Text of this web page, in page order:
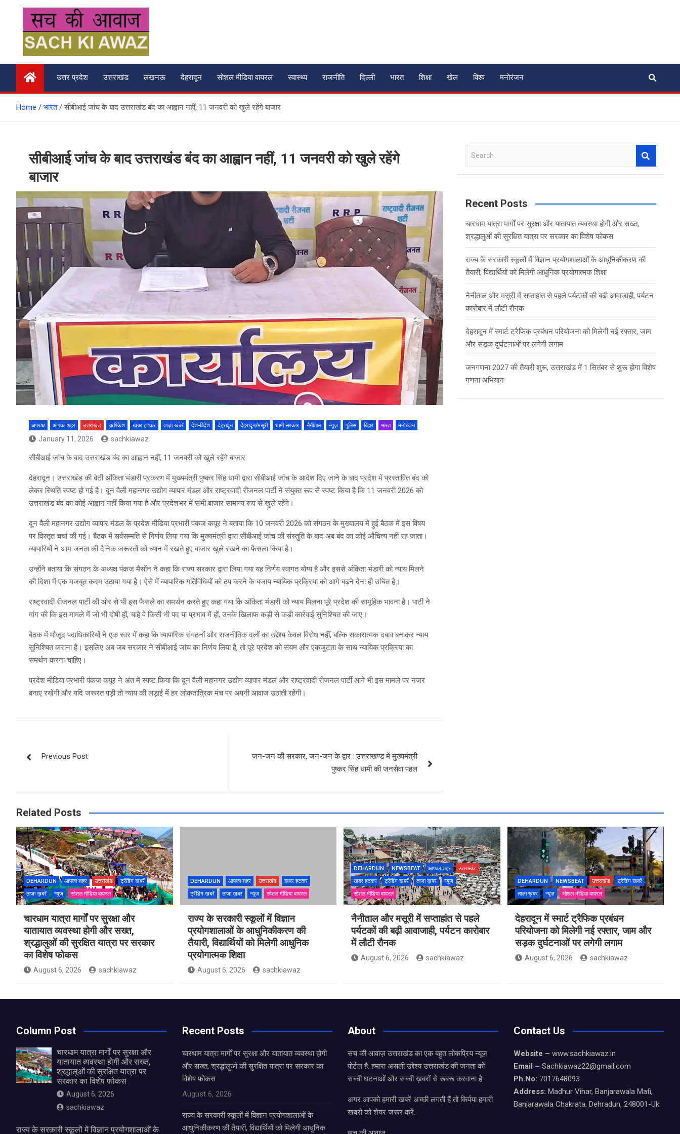
content
सच की आवाज
उत्तर प्रदेश उत्तराखंड लखनऊ देहरादून सोशल मीडिया वायरल स्वास्थ्य राजनीति दिल्ली भारत शिक्षा खेल विश्व मनोरंजन
Home भारत सीबीआई जांच के बाद उत्तराखंड बंद का आह्वान नहीं, 11 जनवरी को खुले रहेंगे बाजार
सीबीआई जांच के बाद उत्तराखंड बंद का आह्वान नहीं, 11 जनवरी को खुले रहेंगे
बाजार
अपराध आपका शहर उत्तराखंड ऋषिकेश खबर हटकर ताज़ा ख़बरें देश-विदेश देहरादून देहरादून/मसूरी धामी सरकार नैनीताल न्यूज़ पुलिस बिहार भारत मनोरंजन
January 11, 2026 sachkiawaz
सीबीआई जांच के बाद उत्तराखंड बंद का आह्वान नहीं, 11 जनवरी को खुले रहेंगे बाजार
देहरादून। उत्तराखंड की बेटी अंकिता भंडारी प्रकरण में मुख्यमंत्री पुष्कर सिंह धामी द्वारा सीबीआई जांच के आदेश दिए जाने के बाद प्रदेश में प्रस्तावित बंद को
लेकर स्थिति स्पष्ट हो गई है। दून वैली महानगर उद्योग व्यापार मंडल और राष्ट्रवादी रीजनल पार्टी ने संयुक्त रूप से स्पष्ट किया है कि 11 जनवरी 2026 को
उत्तराखंड बंद का कोई आह्वान नहीं किया गया है और प्रदेशभर में सभी बाजार सामान्य रूप से खुले रहेंगे।
दून वैली महानगर उद्योग व्यापार मंडल के प्रदेश मीडिया प्रभारी पंकज कपूर ने बताया कि 10 जनवरी 2026 को संगठन के मुख्यालय में हुई बैठक में इस विषय
पर विस्तृत चर्चा की गई। बैठक में सर्वसम्मति से निर्णय लिया गया कि मुख्यमंत्री द्वारा सीबीआई जांच की संस्तुति के बाद अब बंद का कोई औचित्य नहीं रह जाता।
व्यापारियों ने आम जनता की दैनिक जरूरतों को ध्यान में रखते हुए बाजार खुले रखने का फैसला किया है।
उन्होंने बताया कि संगठन के अध्यक्ष पंकज मैसोंन ने कहा कि राज्य सरकार द्वारा लिया गया यह निर्णय स्वागत योग्य है और इससे अंकिता भंडारी को न्याय मिलने
की दिशा में एक मजबूत कदम उठाया गया है। ऐसे में व्यापारिक गतिविधियों को ठप करने के बजाय न्यायिक प्रक्रिया को आगे बढ़ने देना ही उचित है।
राष्ट्रवादी रीजनल पार्टी की ओर से भी इस फैसले का समर्थन करते हुए कहा गया कि अंकिता भंडारी को न्याय मिलना पूरे प्रदेश की सामूहिक भावना है। पार्टी ने
मांग की कि इस मामले में जो भी दोषी हों, चाहे वे किसी भी पद या प्रभाव में हों, उनके खिलाफ कड़ी से कड़ी कार्रवाई सुनिश्चित की जाए।
बैठक में मौजूद पदाधिकारियों ने एक स्वर में कहा कि व्यापारिक संगठनों और राजनीतिक दलों का उद्देश्य केवल विरोध नहीं, बल्कि सकारात्मक दबाव बनाकर न्याय
सुनिश्चित कराना है। इसलिए अब जब सरकार ने सीबीआई जांच का निर्णय लिया है, तो पूरे प्रदेश को संयम और एकजुटता के साथ न्यायिक प्रक्रिया का
समर्थन करना चाहिए।
प्रदेश मीडिया प्रभारी पंकज कपूर ने अंत में स्पष्ट किया कि दून वैली महानगर उद्योग व्यापार मंडल और राष्ट्रवादी रीजनल पार्टी आगे भी इस मामले पर नजर
बनाए रखेंगी और यदि जरूरत पड़ी तो न्याय की लड़ाई में हर लोकतांत्रिक मंच पर अपनी आवाज उठाती रहेंगी।
navigation
Previous Post
जन-जन की सरकार, जन-जन के द्वार : उत्तराखण्ड में मुख्यमंत्री
पुष्कर सिंह धामी की जनसेवा पहल
a
c
Recent Posts
चारधाम यात्रा मार्गों पर सुरक्षा और यातायात व्यवस्था होगी और सख्त,
श्रद्धालुओं की सुरक्षित यात्रा पर सरकार का विशेष फोकस
राज्य के सरकारी स्कूलों में विज्ञान प्रयोगशालाओं के आधुनिकीकरण की
तैयारी, विद्यार्थियों को मिलेगी आधुनिक प्रयोगात्मक शिक्षा
नैनीताल और मसूरी में सप्ताहांत से पहले पर्यटकों की बढ़ी आवाजाही, पर्यटन
कारोबार में लौटी रौनक
देहरादून में स्मार्ट ट्रैफिक प्रबंधन परियोजना को मिलेगी नई रफ्तार, जाम
और सड़क दुर्घटनाओं पर लगेगी लगाम
जनगणना 2027 की तैयारी शुरू, उत्तराखंड में 1 सितंबर से शुरू होगा विशेष
गणना अभियान
Related Posts
DEHARDUN आपका शहर उत्तराखंड
ट्रेंडिंग खबरें
ताज़ा ख़बरें
न्यूज़ सोशल मीडिया वायरल
चारधाम यात्रा मार्गों पर सुरक्षा और
यातायात व्यवस्था होगी और सख्त,
श्रद्धालुओं की सुरक्षित यात्रा पर सरकार
का विशेष फोकस
August 6, 2026 sachkiawaz
DEHARDUN आपका शहर उत्तराखंड
खबर हटकर
ट्रेंडिंग खबरें
ताज़ा ख़बर न्यूज़ सोशल मीडिया वायरल
राज्य के सरकारी स्कूलों में विज्ञान
प्रयोगशालाओं के आधुनिकीकरण की
तैयारी, विद्यार्थियों को मिलेगी आधुनिक
प्रयोगात्मक शिक्षा
August 6, 2026 sachkiawaz
DEHARDUN NEWSBEAT आपका शहर
उत्तराखंड
खबर हटकर
ट्रेंडिंग खबरें ताज़ा ख़बर
न्यूज़
सोशल मीडिया वायरल
नैनीताल और मसूरी में सप्ताहांत से पहले
पर्यटकों की बढ़ी आवाजाही, पर्यटन कारोबार
में लौटी रौनक
August 6, 2026 sachkiawaz
DEHARDUN NEWSBEAT उत्तराखंड
ट्रेंडिंग खबरें
ताज़ा ख़बर
न्यूज़ सोशल मीडिया वायरल
देहरादून में स्मार्ट ट्रैफिक प्रबंधन
परियोजना को मिलेगी नई रफ्तार, जाम और
सड़क दुर्घटनाओं पर लगेगी लगाम
August 6, 2026 sachkiawaz
Column Post
चारधाम यात्रा मार्गों पर सुरक्षा और
यातायात व्यवस्था होगी और सख्त,
श्रद्धालुओं की सुरक्षित यात्रा पर
सरकार का विशेष फोकस
August 6, 2026
sachkiawaz
राज्य के सरकारी स्कूलों में विज्ञान प्रयोगशालाओं के
Recent Posts
चारधाम यात्रा मार्गों पर सुरक्षा और यातायात व्यवस्था होगी
और सख्त, श्रद्धालुओं की सुरक्षित यात्रा पर सरकार का
विशेष फोकस
August 6, 2026
राज्य के सरकारी स्कूलों में विज्ञान प्रयोगशालाओं के
आधुनिकीकरण की तैयारी, विद्यार्थियों को मिलेगी आधुनिक
About
सच की आवाज़ उत्तराखंड का एक बहुत लोकप्रिय न्यूज़
पोर्टल है. हमारा असली उद्देश्य उत्तराखंड की जनता को
सच्ची घटनाओं और सच्ची ख़बरों से रूबरू करवाना है.
अगर आपको हमारी खबरें अच्छी लगती हैं तो किर्पया हमारी
खबरों को शेयर जरूर करें.
Contact Us
Website – www.sachkiawaz.in
Email – Sachkiawaz22@gmail.com
Ph.No: 7017648093
Address: Madhur Vihar, Banjarawala Mafi,
Banjarawala Chakrata, Dehradun, 248001-Uk